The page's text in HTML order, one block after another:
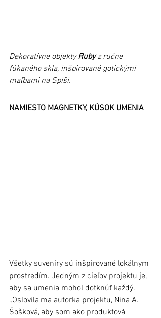
Dekoratívne objekty Ruby z ručne
fúkaného skla, inšpirované gotickými
maľbami na Spiši.
NAMIESTO MAGNETKY, KÚSOK UMENIA
Všetky suveníry sú inšpirované lokálnym
prostredím. Jedným z cieľov projektu je,
aby sa umenia mohol dotknúť každý.
„Oslovila ma autorka projektu, Nina A.
Šošková, aby som ako produktová